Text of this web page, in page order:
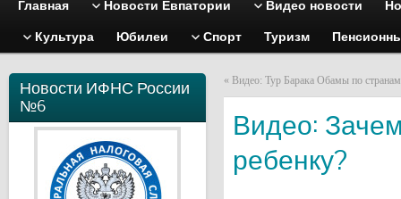
Главная Новости Евпатории Видео новости
Культура Юбилеи Спорт Туризм
Новости ИФНС России
№6
« Видео: Тур Барака Обамы по
Видео:
ребенку?